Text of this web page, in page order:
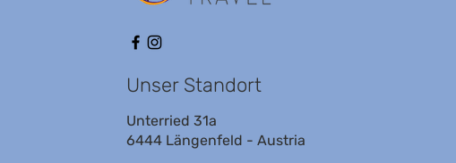
Unser Standort
Unterried 31a
6444 Längenfeld - Austria